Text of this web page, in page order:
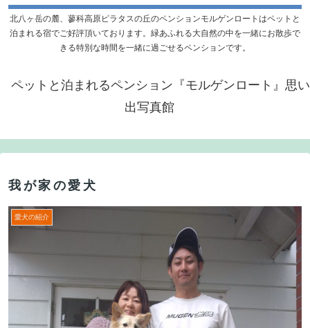
北八ヶ岳の麓、蓼科高原ピラタスの丘のペンションモルゲンロートはペットと
泊まれる宿でご好評頂いております。緑あふれる大自然の中を一緒にお散歩で
きる特別な時間を一緒に過ごせるペンションです。
ペットと泊まれるペンション『モルゲンロート』思い
出写真館
我が家の愛犬
愛犬の紹介